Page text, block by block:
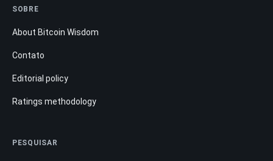
SOBRE
About Bitcoin Wisdom
Contato
Editorial policy
Ratings methodology
PESQUISAR